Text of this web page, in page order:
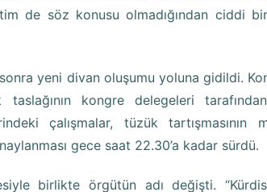
de söz konusu olmadığından ciddi
yeni divan oluşumu yoluna gidildi.
kongre delegeleri tarafından
çalışmalar, tüzük tartışmasının
gece saat 22.30’a kadar sürdü.
birlikte örgütün adı değişti.